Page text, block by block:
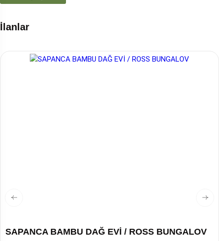
İlanlar
SAPANCA BAMBU DAĞ EVİ / ROSS BUNGALOV